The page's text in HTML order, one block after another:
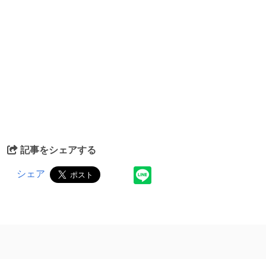
記事をシェアする
シェア